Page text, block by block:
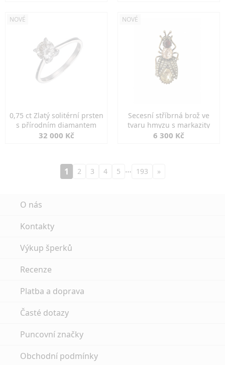
NOVÉ
0,75 ct Zlatý solitérní prsten
s přírodním diamantem
32 000 Kč
NOVÉ
Secesní stříbrná brož ve
tvaru hmyzu s markazity
6 300 Kč
1 2 3 4 5 … 193 »
O nás
Kontakty
Výkup šperků
Recenze
Platba a doprava
Časté dotazy
Puncovní značky
Obchodní podmínky